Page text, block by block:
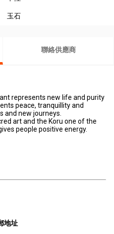
玉石
聯絡供應商
represents new life and purity
peace, tranquillity and
and new journeys.
art and the Koru one of the
people positive energy.
地址